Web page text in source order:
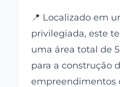
📍 Localizado em
privilegiada, este
uma área total de
para a construção
empreendimentos